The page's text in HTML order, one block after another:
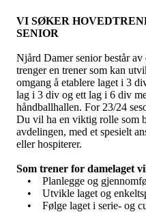
VI SØKER
SENIOR
Njård Damer senior består
trenger en trener som kan
omgang å etablere laget i 3
lag i 3 div og ett lag i 6 div
håndballhallen. For 23/24
Du vil ha en viktig rolle som
avdelingen, med et spesielt
eller hospiterer.
Som trener for damelaget
• Planlegge og
• Utvikle laget og
• Følge laget i serie- og